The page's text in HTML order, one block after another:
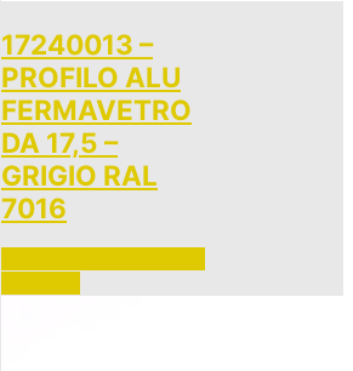
17240013 –
PROFILO ALU
FERMAVETRO
DA 17,5 –
GRIGIO RAL
7016